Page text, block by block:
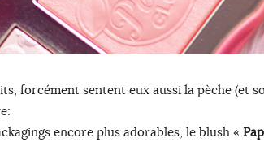
forcément sentent eux aussi la pèche (et
encore plus adorables, le blush «